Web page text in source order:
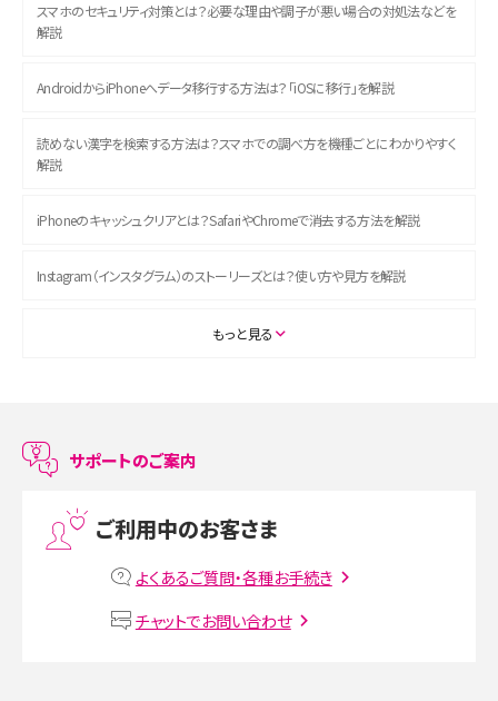
スマホのセキュリティ対策とは？必要な理由や調子が悪い場合の対処法などを
解説
AndroidからiPhoneへデータ移行する方法は？「iOSに移行」を解説
読めない漢字を検索する方法は？スマホでの調べ方を機種ごとにわかりやすく
解説
iPhoneのキャッシュクリアとは？SafariやChromeで消去する方法を解説
Instagram（インスタグラム）のストーリーズとは？使い方や見方を解説
ASMRとは？初心者向けの代表ジャンルや楽しみ方を解説
LINEで友だちを削除する方法は？方法ごとの影響や復活・復元する方法も解説
MNOとは？MVNOやMVNEとの違いやメリット・デメリットを解説
VPN接続とは？仕組みや必要性、メリット・デメリット、接続方法を解説
もっと見る
サポートのご案内
ご利用中のお客さま
よくあるご質問・各種お手続き
チャットでお問い合わせ